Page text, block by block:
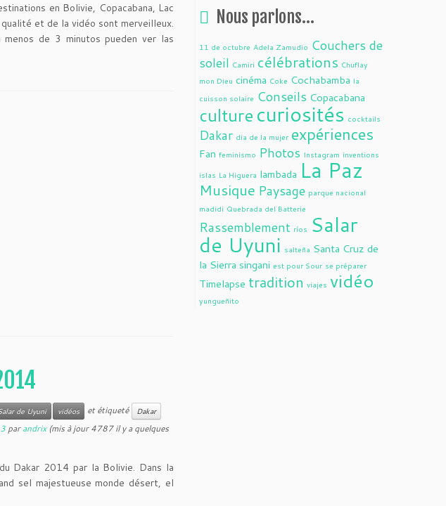
en Bolivie, Copacabana, Lac
et de la vidéo sont merveilleux.
menos de 3 minutos pueden ver las
de Uyuni vidéos et étiqueté
Dakar
parandrix(mis à jour 4787 il y a quelques
Dakar 2014 par la Bolivie. Dans la
sel majestueuse monde désert, el
Nous parlons…
11 de octubre Adela Zamudio Couchers de
soleil Camiri célébrations Chuflay
mon Dieu cinéma Coke Cochabamba la
cuisson solaire Conseils Copacabana
culture curiosités cocktails
Dakar dia de la mujer expériences
Fan feminismo Photos Instagram inventions
islas La Higuera lambada La Paz
Musique Paysage parque nacional
madidi Quebrada del Batterie
Rassemblement ríos Salar
de Uyuni salteña Santa Cruz de
la Sierra singani est pour Sour se préparer
Timelapse tradition viajes vidéo
yungueñito